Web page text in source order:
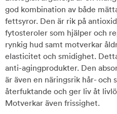
god kombination av både
fettsyror. Den är rik på
fytosteroler som hjälper och
rynkig hud samt motverkar
elasticitet och smidighet.
anti-agingprodukter. Den
är även en näringsrik hår- och
återfuktande och ger liv åt
Motverkar även frissighet.